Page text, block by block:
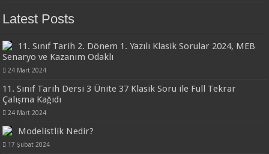
Latest Posts
11. Sınıf Tarih 2. Dönem 1. Yazılı Klasik Sorular 2024, MEB
Senaryo ve Kazanım Odaklı
24 Mart 2024
11. Sınıf Tarih Dersi 3 Ünite 37 Klasik Soru ile Full Tekrar
Çalışma Kağıdı
24 Mart 2024
Modelistlik Nedir?
17 Şubat 2024